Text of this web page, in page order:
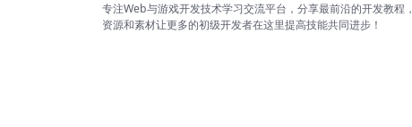
专注Web与游戏开发技术学习交流平台，分享最前沿的开发教程，
资源和素材让更多的初级开发者在这里提高技能共同进步！